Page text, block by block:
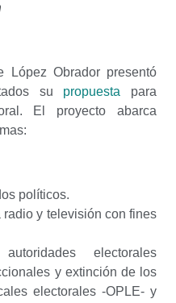
Obrador presentó
su propuesta para
El proyecto abarca
políticos.
y televisión con fines
electorales
y extinción de los
electorales -OPLE- y